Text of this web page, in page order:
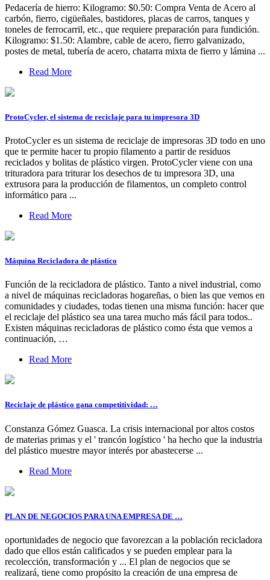
Pedacería de hierro: Kilogramo: $0.50: Compra Venta de Acero al
carbón, fierro, cigüeñales, bastidores, placas de carros, tanques y
toneles de ferrocarril, etc., que requiere preparación para fundición.
Kilogramo: $1.50: Alambre, cable de acero, fierro galvanizado,
postes de metal, tubería de acero, chatarra mixta de fierro y lámina ...
Read More
ProtoCycler, el sistema de reciclaje para tu impresora 3D
ProtoCycler es un sistema de reciclaje de impresoras 3D todo en uno
que te permite hacer tu propio filamento a partir de residuos
reciclados y bolitas de plástico virgen. ProtoCycler viene con una
trituradora para triturar los desechos de tu impresora 3D, una
extrusora para la producción de filamentos, un completo control
informático para ...
Read More
Máquina Recicladora de plástico
Función de la recicladora de plástico. Tanto a nivel industrial, como
a nivel de máquinas recicladoras hogareñas, o bien las que vemos en
comunidades y ciudades, todas tienen una misma función: hacer que
el reciclaje del plástico sea una tarea mucho más fácil para todos..
Existen máquinas recicladoras de plástico como ésta que vemos a
continuación, …
Read More
Reciclaje de plástico gana competitividad: …
Constanza Gómez Guasca. La crisis internacional por altos costos
de materias primas y el ' trancón logístico ' ha hecho que la industria
del plástico muestre mayor interés por abastecerse ...
Read More
PLAN DE NEGOCIOS PARA UNA EMPRESA DE …
oportunidades de negocio que favorezcan a la población recicladora
dado que ellos están calificados y se pueden emplear para la
recolección, transformación y ... El plan de negocios que se
realizará, tiene como propósito la creación de una empresa de